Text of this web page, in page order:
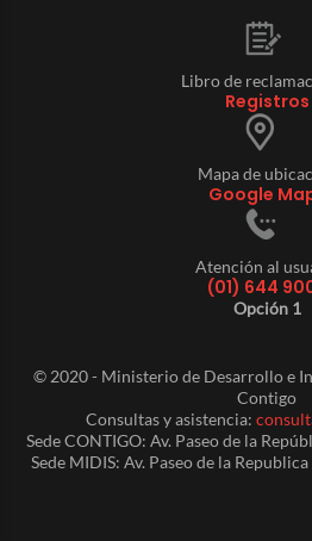
Libro de
Registros
Mapa de
Google
Atención al
(01) 644
Opción 1
© 2020 - Ministerio de Desarrollo e
Contigo
Consultas y asistencia:
Sede CONTIGO: Av. Paseo de la
Sede MIDIS: Av. Paseo de la